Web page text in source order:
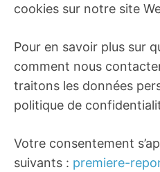
cookies sur notre site
Pour en savoir plus sur
comment nous
traitons les données
politique de
Votre consentement
suivants : premiere-